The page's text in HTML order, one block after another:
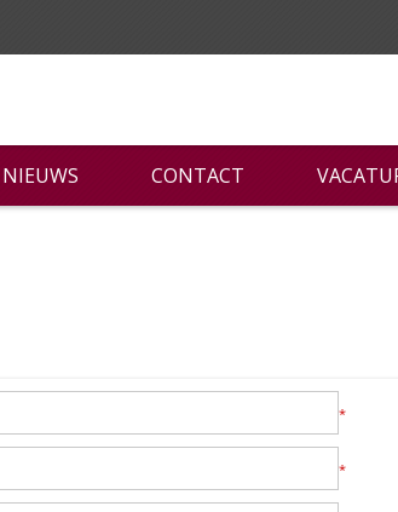
NIEUWS CONTACT
*
*